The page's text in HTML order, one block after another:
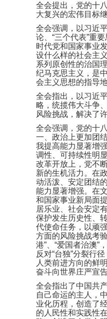
全会提出，党的十
大复兴的宏伟目标
全会强调，以习近
论、“三个代表”重
时代党和国家事业
设什么样的社会主
系列原创性的治国
纪马克思主义，是
会主义思想的指导
全会指出，以习近
略，统揽伟大斗争
风险挑战，解决了
全会强调，党的十
一、政治上更加团
我提高能力显著增
调性、可持续性明
改革开放上，党不
新的生机活力。在
动活泼、安定团结
能力显著增强。在
和国家事业新局面
居乐业、社会安定
保护发生历史性、
代使命任务，以顽
方面的风险挑战考
港”、“爱国者治澳”
反对“台独”分裂行
人类前进方向的鲜
奋斗向世界庄严宣
全会指出了中国共
自己命运的主人，
业化历程，创造了
的人民性和实践性